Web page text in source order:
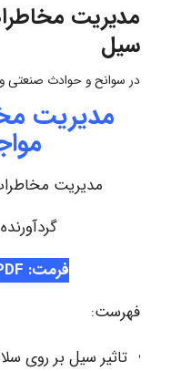
مدیریت
سیل
در سوانح و حوادث صنعتی
مدیریت
مدیریت
فرمت: PDF
فهرست:
تاثیر سیل بر روی